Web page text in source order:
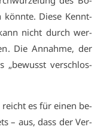
könn­te. Die­se Kennt­
nicht durch wer­
Die An­nah­me, der
„be­wusst ver­schlos­
reicht es für ei­nen be­
– aus, dass der Ver­